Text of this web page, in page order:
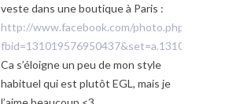
veste dans une boutique à Paris :
http://www.facebook.com/photo.php?
Ca s’éloigne un peu de mon style
habituel qui est plutôt EGL, mais je